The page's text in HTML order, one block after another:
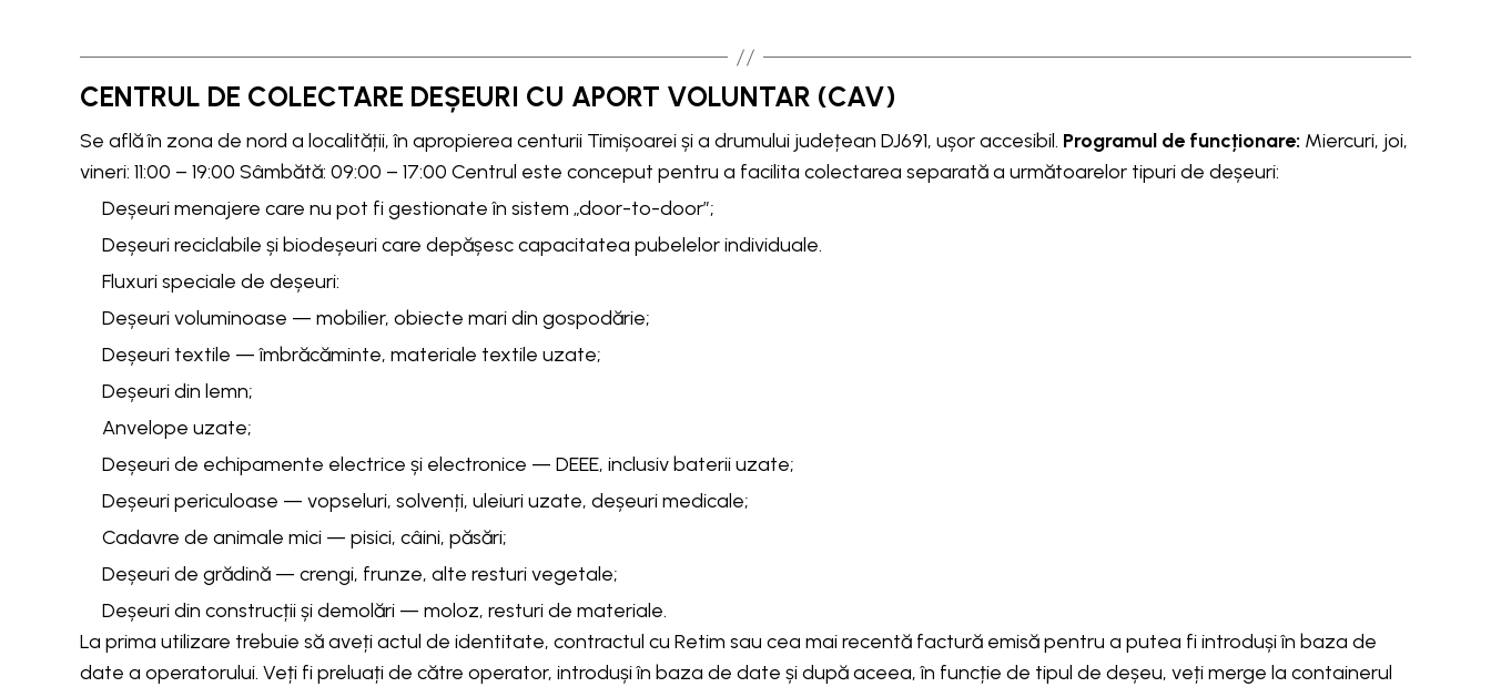
CENTRUL DE COLECTARE DEȘEURI CU APORT VOLUNTAR (CAV)
Se află în zona de nord a localității, în apropierea centurii Timișoarei și a drumului județean DJ691, ușor accesibil. Programul de funcționare: Miercuri, joi,
vineri: 11:00 – 19:00 Sâmbătă: 09:00 – 17:00 Centrul este conceput pentru a facilita colectarea separată a următoarelor tipuri de deșeuri:
Deșeuri menajere care nu pot fi gestionate în sistem „door-to-door”;
Deșeuri reciclabile și biodeșeuri care depășesc capacitatea pubelelor individuale.
Fluxuri speciale de deșeuri:
Deșeuri voluminoase — mobilier, obiecte mari din gospodărie;
Deșeuri textile — îmbrăcăminte, materiale textile uzate;
Deșeuri din lemn;
Anvelope uzate;
Deșeuri de echipamente electrice și electronice — DEEE, inclusiv baterii uzate;
Deșeuri periculoase — vopseluri, solvenți, uleiuri uzate, deșeuri medicale;
Cadavre de animale mici — pisici, câini, păsări;
Deșeuri de grădină — crengi, frunze, alte resturi vegetale;
Deșeuri din construcții și demolări — moloz, resturi de materiale.
La prima utilizare trebuie să aveți actul de identitate, contractul cu Retim sau cea mai recentă factură emisă pentru a putea fi introduși în baza de
date a operatorului. Veți fi preluați de către operator, introduși în baza de date și după aceea, în funcție de tipul de deșeu, veți merge la containerul